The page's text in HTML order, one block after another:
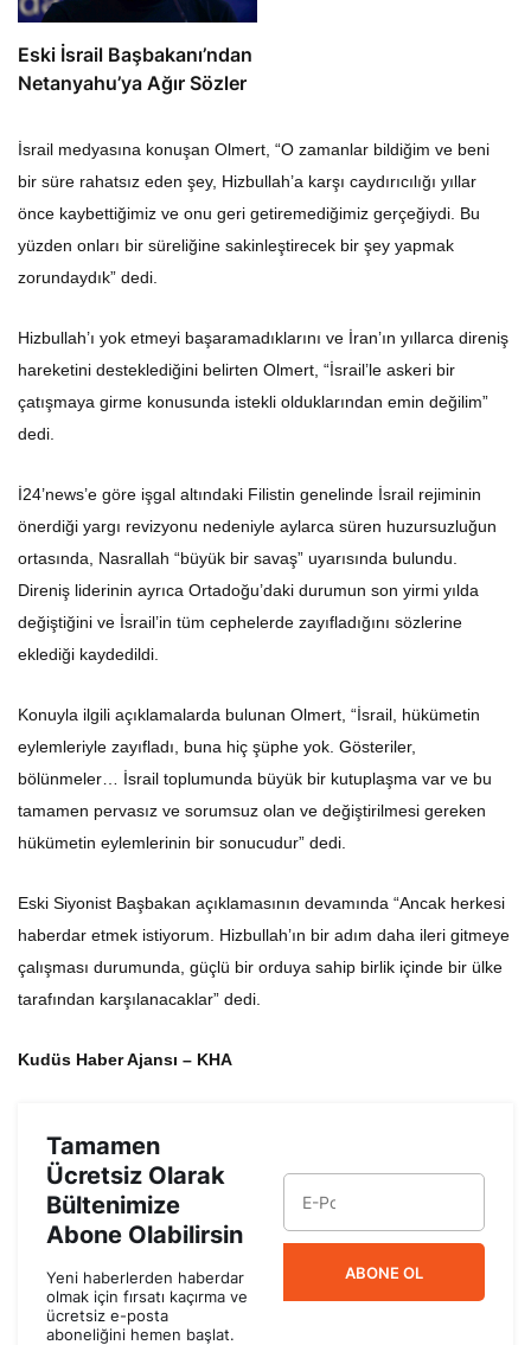
Eski İsrail Başbakanı’ndan
Netanyahu’ya Ağır Sözler
İsrail medyasına konuşan Olmert, “O zamanlar bildiğim ve beni
bir süre rahatsız eden şey, Hizbullah’a karşı caydırıcılığı yıllar
önce kaybettiğimiz ve onu geri getiremediğimiz gerçeğiydi. Bu
yüzden onları bir süreliğine sakinleştirecek bir şey yapmak
zorundaydık” dedi.
Hizbullah’ı yok etmeyi başaramadıklarını ve İran’ın yıllarca direniş
hareketini desteklediğini belirten Olmert, “İsrail’le askeri bir
çatışmaya girme konusunda istekli olduklarından emin değilim”
dedi.
İ24’news’e göre işgal altındaki Filistin genelinde İsrail rejiminin
önerdiği yargı revizyonu nedeniyle aylarca süren huzursuzluğun
ortasında, Nasrallah “büyük bir savaş” uyarısında bulundu.
Direniş liderinin ayrıca Ortadoğu’daki durumun son yirmi yılda
değiştiğini ve İsrail’in tüm cephelerde zayıfladığını sözlerine
eklediği kaydedildi.
Konuyla ilgili açıklamalarda bulunan Olmert, “İsrail, hükümetin
eylemleriyle zayıfladı, buna hiç şüphe yok. Gösteriler,
bölünmeler… İsrail toplumunda büyük bir kutuplaşma var ve bu
tamamen pervasız ve sorumsuz olan ve değiştirilmesi gereken
hükümetin eylemlerinin bir sonucudur” dedi.
Eski Siyonist Başbakan açıklamasının devamında “Ancak herkesi
haberdar etmek istiyorum. Hizbullah’ın bir adım daha ileri gitmeye
çalışması durumunda, güçlü bir orduya sahip birlik içinde bir ülke
tarafından karşılanacaklar” dedi.
Kudüs Haber Ajansı – KHA
Tamamen
Ücretsiz Olarak
Bültenimize
Abone Olabilirsin
Yeni haberlerden haberdar
olmak için fırsatı kaçırma ve
ücretsiz e-posta
aboneliğini hemen başlat.
ABONE OL